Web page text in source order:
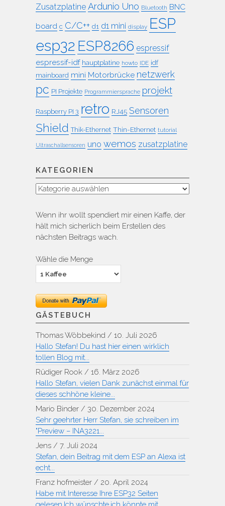
Zusatzplatine Ardunio Uno Bluetooth BNC
board c C/C++ d1 d1 mini display ESP
esp32 ESP8266 espressif
espressif-idf hauptplatine howto IDE idf
mainboard mini Motorbrücke netzwerk
pc PI Projekte Programmiersprache projekt
Raspberry PI 3 retro RJ45 Sensoren
Shield Thik-Ethernet Thin-Ethernet tutorial
Ultraschallsensoren uno wemos zusatzplatine
KATEGORIEN
Kategorien
Wenn ihr wollt spendiert mir einen Kaffe, der
hält mich sicherlich beim Erstellen des
nächsten Beitrags wach.
Wähle die Menge
GÄSTEBUCH
Thomas Wöbbekind / 10. Juli 2026
Hallo Stefan! Du hast hier einen wirklich
tollen Blog mit...
Rüdiger Rook / 16. März 2026
Hallo Stefan, vielen Dank zunächst einmal für
dieses schhöne kleine...
Mario Binder / 30. Dezember 2024
Sehr geehrter Herr Stefan, sie schreiben im
"Preview – INA3221...
Jens / 7. Juli 2024
Stefan, dein Beitrag mit dem ESP an Alexa ist
echt...
Franz hofmeister / 20. April 2024
Habe mit Interesse Ihre ESP32 Seiten